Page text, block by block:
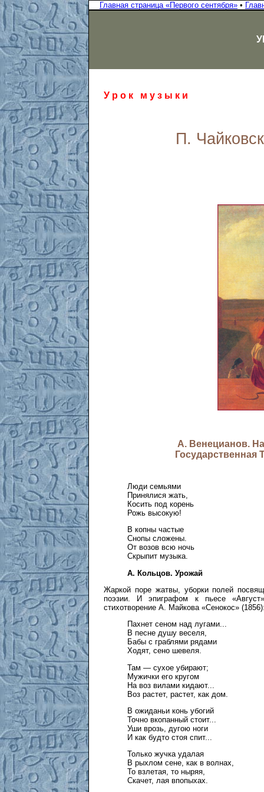
Главная страница «Первого сентября» •
У р о к м у з ы к и
П.
А. Венецианов.
Государственная
Люди семьями
Принялися жать,
Косить под корень
Рожь высокую!
В копны частые
Снопы сложены.
От возов всю ночь
Скрыпит музыка.
А. Кольцов. Урожай
Жаркой поре жатвы, уборки полей
поэзии. И эпиграфом к пьесе
стихотворение А. Майкова «Сенокос»
Пахнет сеном над лугами...
В песне душу веселя,
Бабы с граблями рядами
Ходят, сено шевеля.
Там — сухое убирают;
Мужички его кругом
На воз вилами кидают...
Воз растет, растет, как дом.
В ожиданьи конь убогий
Точно вкопанный стоит...
Уши врозь, дугою ноги
И как будто стоя спит...
Только жучка удалая
В рыхлом сене, как в волнах,
То взлетая, то ныряя,
Скачет, лая впопыхах.